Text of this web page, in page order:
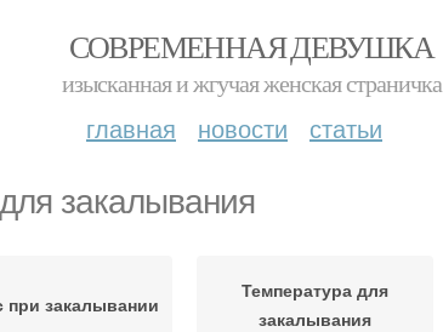
СОВРЕМЕННАЯ ДЕВУШКА
изысканная и жгучая женская страничка
главная новости статьи
закалывания
при закалывании
Температура для
закалывания